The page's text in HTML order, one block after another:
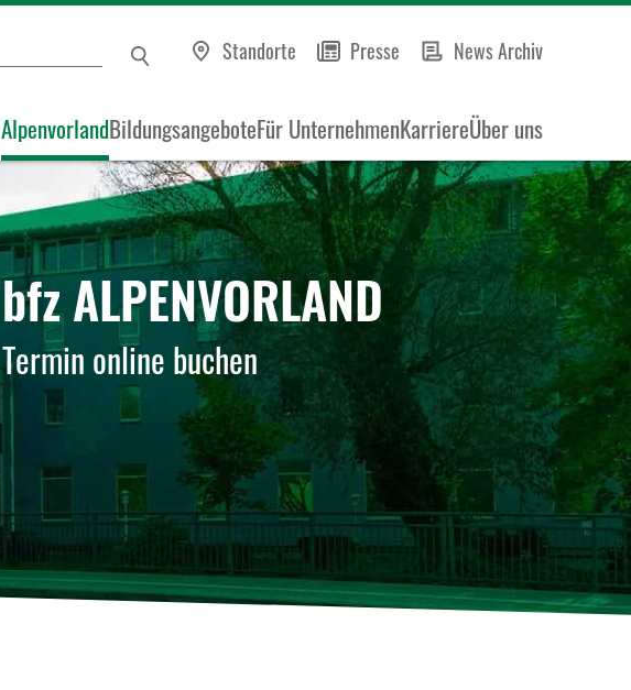
Standorte Presse News Archiv
AlpenvorlandBildungsangeboteFür UnternehmenKarriereÜber uns
bfz ALPENVORLAND
Termin online buchen